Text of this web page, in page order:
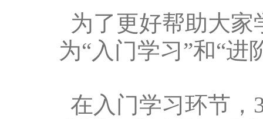
为了更好帮助大
为“入门学习”和“进
在入门学习环节，